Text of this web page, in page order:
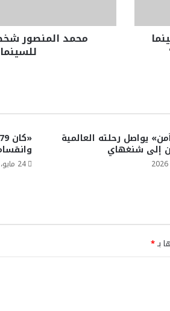
محمد المنصور
يواصل رحلته العالمية
إلى شنغهاي
24 مايو، 2026
بـ*